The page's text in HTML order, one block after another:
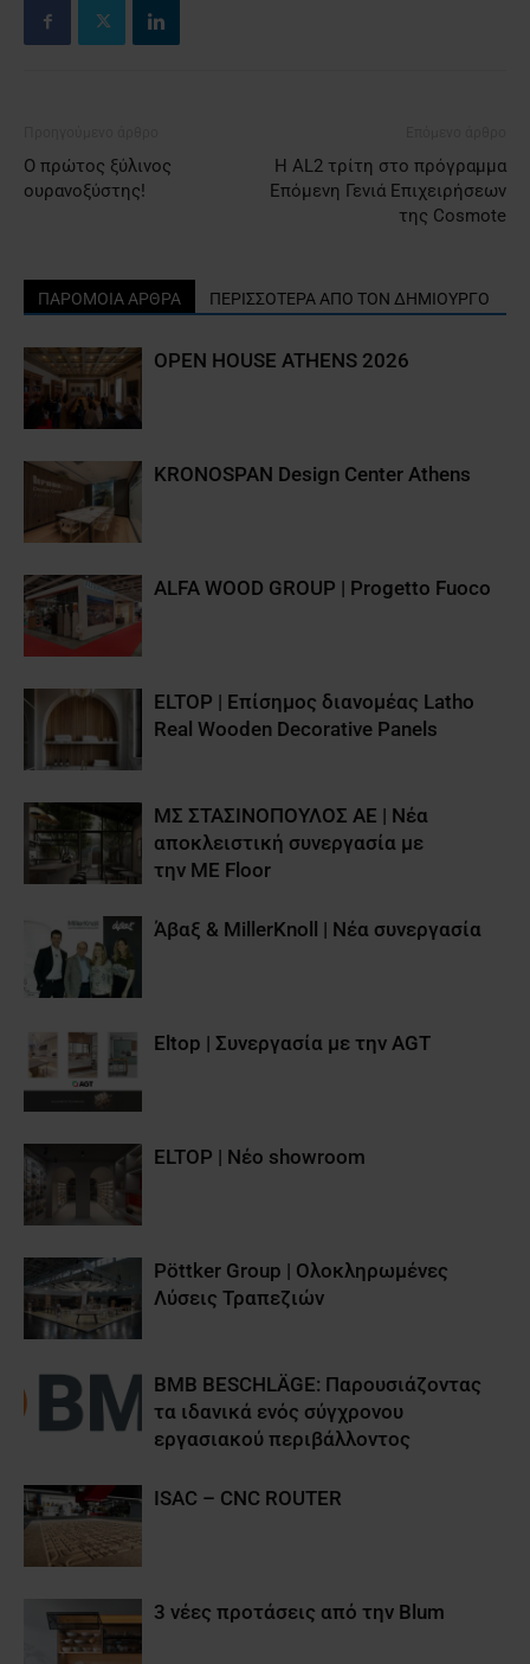
Ο πρώτος ξύλινος
ουρανοξύστης!
Η AL2 τρίτη στο πρόγραμμα
Επόμενη Γενιά Επιχειρήσεων
της Cosmote
ΠΑΡΟΜΟΙΑ ΑΡΘΡΑ ΠΕΡΙΣΣΟΤΕΡΑ ΑΠΟ ΤΟΝ ΔΗΜΙΟΥΡΓΟ
OPEN HOUSE ATHENS 2026
KRONOSPAN Design Center Athens
ALFA WOOD GROUP | Progetto Fuoco
ELTOP | Επίσημος διανομέας Latho
Real Wooden Decorative Panels
ΜΣ ΣΤΑΣΙΝΟΠΟΥΛΟΣ ΑΕ | Νέα
αποκλειστική συνεργασία με
την ME Floor
Άβαξ & MillerKnoll | Νέα συνεργασία
Eltop | Συνεργασία με την AGT
ELTOP | Νέο showroom
Pöttker Group | Ολοκληρωμένες
Λύσεις Τραπεζιών
BMB BESCHLÄGE: Παρουσιάζοντας
τα ιδανικά ενός σύγχρονου
εργασιακού περιβάλλοντος
ISAC – CNC ROUTER
3 νέες προτάσεις από την Blum